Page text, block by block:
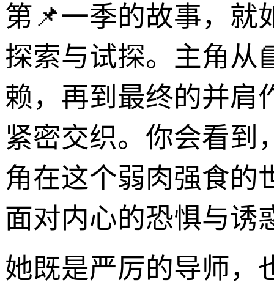
第📌一季的故事，就
探索与试探。主角从
赖，再到最终的并肩
紧密交织。你会看到
角在这个弱肉强食的
面对内心的恐惧与诱
她既是严厉的导师，